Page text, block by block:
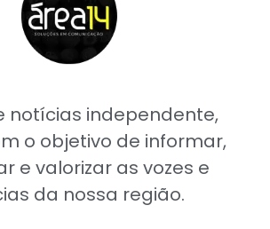
notícias independente,
o objetivo de informar,
e valorizar as vozes e
da nossa região.